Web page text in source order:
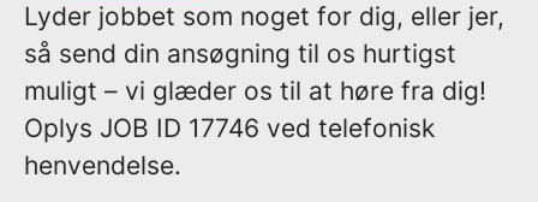
Lyder jobbet som noget for dig, eller jer,
så send din ansøgning til os hurtigst
muligt – vi glæder os til at høre fra dig!
Oplys JOB ID 17746 ved telefonisk
henvendelse.